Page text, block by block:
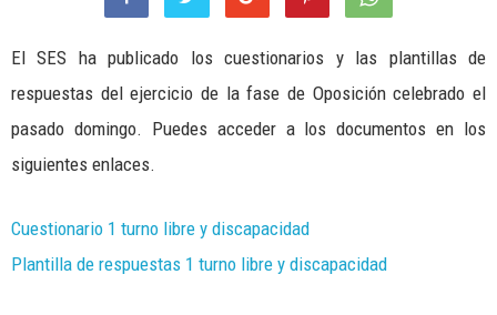
El SES ha publicado los cuestionarios y las plantillas de
respuestas del ejercicio de la fase de Oposición celebrado el
pasado domingo. Puedes acceder a los documentos en los
siguientes enlaces.
Cuestionario 1 turno libre y discapacidad
Plantilla de respuestas 1 turno libre y discapacidad